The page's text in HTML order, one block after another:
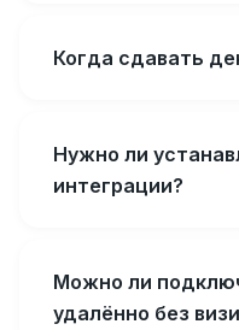
Когда сдавать
Нужно ли
интеграции?
Можно ли
удалённо без